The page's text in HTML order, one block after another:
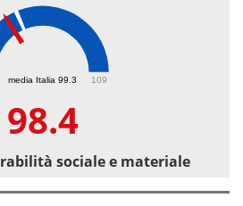
media Italia 99.3 109
98.4
sociale e materiale